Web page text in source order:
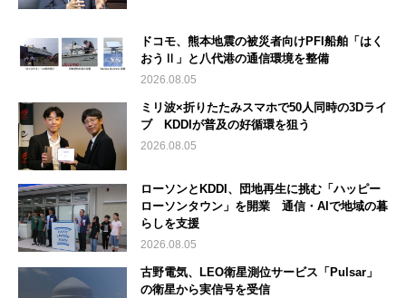
ドコモ、熊本地震の被災者向けPFI船舶「はく
おうⅡ」と八代港の通信環境を整備
2026.08.05
ミリ波×折りたたみスマホで50人同時の3Dライ
ブ KDDIが普及の好循環を狙う
2026.08.05
ローソンとKDDI、団地再生に挑む「ハッピー
ローソンタウン」を開業 通信・AIで地域の暮
らしを支援
2026.08.05
古野電気、LEO衛星測位サービス「Pulsar」
の衛星から実信号を受信